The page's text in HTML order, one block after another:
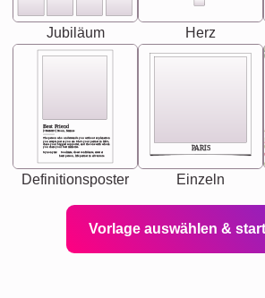
Jubiläum Herz
Best Friend
[<NAME>] Noun, feminie
Synonyms: Soulmate, closet confidante, sister at
heart person, life partner in adventure.
The person who understands you without explanation
you accepts just as you are. She's your partner in life's,
chaos your biggest supporter, and the one with whom
you share your best memories.
Definitionsposter
PARIS
Einzeln
Vorlage auswählen &